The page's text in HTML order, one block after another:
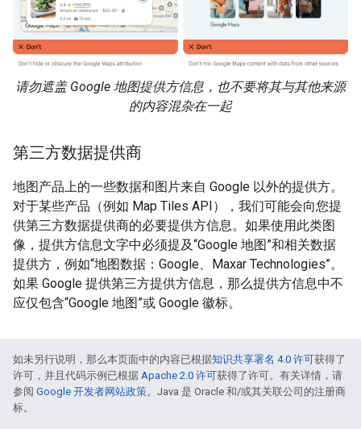
请勿遮盖 Google 地图提供方信息，也不要将其与其他来源
的内容混杂在一起
第三方数据提供商
地图产品上的一些数据和图片来自 Google 以外的提供方。
对于某些产品（例如 Map Tiles API），我们可能会向您提
供第三方数据提供商的必要提供方信息。如果使用此类图
像，提供方信息文字中必须提及“Google 地图”和相关数据
提供方，例如“地图数据：Google、Maxar Technologies”。
如果 Google 提供第三方提供方信息，那么提供方信息中不
应仅包含“Google 地图”或 Google 徽标。
如未另行说明，那么本页面中的内容已根据知识共享署名 4.0 许可获得了
许可，并且代码示例已根据 Apache 2.0 许可获得了许可。有关详情，请
参阅 Google 开发者网站政策。Java 是 Oracle 和/或其关联公司的注册商
标。